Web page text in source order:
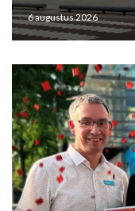
6 augustus 2026